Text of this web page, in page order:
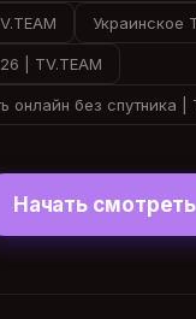
Украинское
| TV.TEAM
без спутника |
Начать смотреть